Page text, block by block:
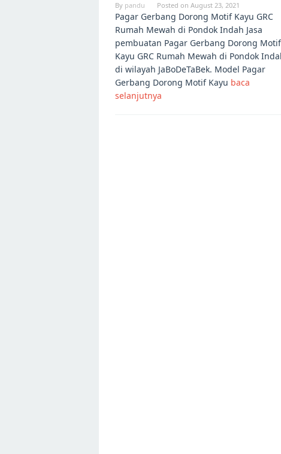
By pandu Posted on August 23, 2021
Pagar Gerbang Dorong Motif Kayu GRC
Rumah Mewah di Pondok Indah Jasa
pembuatan Pagar Gerbang Dorong Motif
Kayu GRC Rumah Mewah di Pondok
di wilayah JaBoDeTaBek. Model Pagar
Gerbang Dorong Motif Kayu baca
selanjutnya